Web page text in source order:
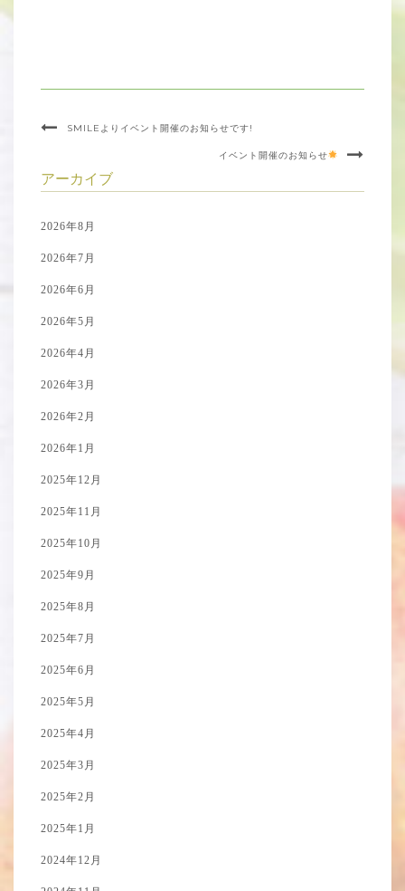
SMILEよりイベント開催のお知らせです!
イベント開催のお知らせ
アーカイブ
2026年8月
2026年7月
2026年6月
2026年5月
2026年4月
2026年3月
2026年2月
2026年1月
2025年12月
2025年11月
2025年10月
2025年9月
2025年8月
2025年7月
2025年6月
2025年5月
2025年4月
2025年3月
2025年2月
2025年1月
2024年12月